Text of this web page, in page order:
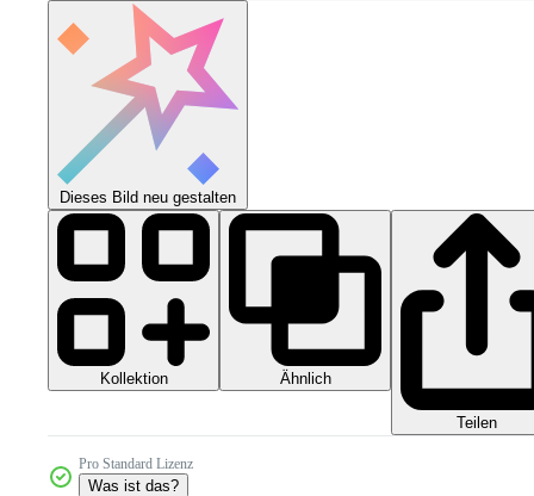
Dieses Bild neu gestalten
Kollektion Ähnlich
Teilen
Pro Standard Lizenz
Was ist das?